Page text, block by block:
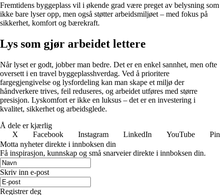
Fremtidens byggeplass vil i økende grad være preget av belysning som
ikke bare lyser opp, men også støtter arbeidsmiljøet – med fokus på
sikkerhet, komfort og bærekraft.
Lys som gjør arbeidet lettere
Når lyset er godt, jobber man bedre. Det er en enkel sannhet, men ofte
oversett i en travel byggeplasshverdag. Ved å prioritere
fargegjengivelse og lysfordeling kan man skape et miljø der
håndverkere trives, feil reduseres, og arbeidet utføres med større
presisjon. Lyskomfort er ikke en luksus – det er en investering i
kvalitet, sikkerhet og arbeidsglede.
Å dele er kjærlig
X
Facebook Instagram LinkedIn YouTube
Motta nyheter direkte i innboksen din
Få inspirasjon, kunnskap og små snarveier direkte i innboksen din.
Skriv inn e-post
Registrer deg